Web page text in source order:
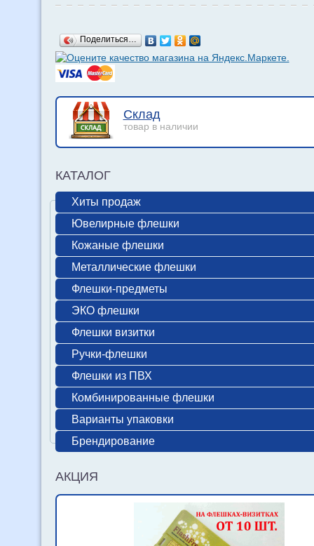
Поделиться…
Склад
товар в наличии
КАТАЛОГ
Хиты продаж
Ювелирные флешки
Кожаные флешки
Металлические флешки
Флешки-предметы
ЭКО флешки
Флешки визитки
Ручки-флешки
Флешки из ПВХ
Комбинированные флешки
Варианты упаковки
Брендирование
АКЦИЯ